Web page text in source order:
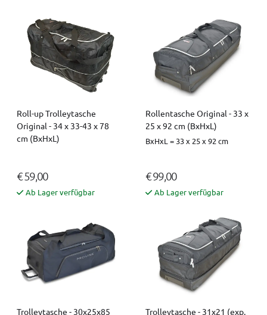
Roll-up Trolleytasche
Original - 34 x 33-43 x 78
cm (BxHxL)
€ 59,00
Ab Lager verfügbar
Rollentasche Original - 33 x
25 x 92 cm (BxHxL)
BxHxL = 33 x 25 x 92 cm
€ 99,00
Ab Lager verfügbar
Trolleytasche - 30x25x85 Trolleytasche - 31x21 (exp.